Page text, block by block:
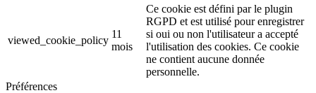
viewed_cookie_policy
11
mois
Ce cookie est défini par le plugin
RGPD et est utilisé pour enregistrer
si oui ou non l'utilisateur a accepté
l'utilisation des cookies. Ce cookie
ne contient aucune donnée
personnelle.
Préférences